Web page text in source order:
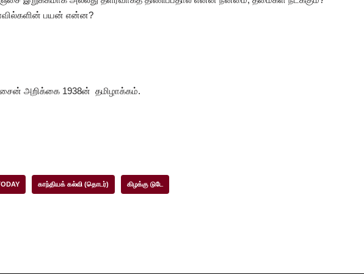
பயன் என்ன?
அறிக்கை 1938ன் தமிழாக்கம்.
காந்தியக் கல்வி (தொடர்) கிழக்கு டுடே